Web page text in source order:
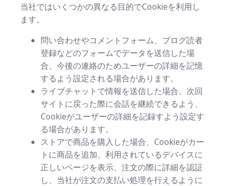
当社ではいくつかの異なる目的でCookieを利用し
ます。
問い合わせやコメントフォーム、ブログ読者
登録などのフォームでデータを送信した場
合、今後の連絡のためユーザーの詳細を記憶
するよう設定される場合があります。
ライブチャットで情報を送信した場合、次回
サイトに戻った際に会話を継続できるよう、
Cookieがユーザーの詳細を記録すよう設定す
る場合があります。
ストアで商品を購入した場合、Cookieがカー
トに商品を追加、利用されているデバイスに
正しいページを表示、注文の際に詳細を認証
し、当社が注文の支払い処理を行えるように